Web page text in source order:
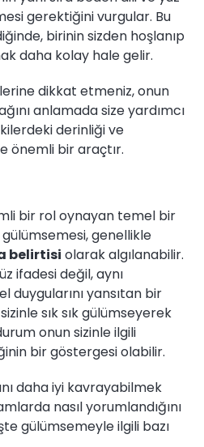
gerektiğini vurgular. Bu
birinin sizden hoşlanıp
daha kolay hale gelir.
dikkat etmeniz, onun
anlamada size yardımcı
derinliği ve
önemli bir araçtır.
bir rol oynayan temel bir
gülümsemesi, genellikle
belirtisi olarak algılanabilir.
ifadesi değil, aynı
duygularını yansıtan bir
sık sık gülümseyerek
onun sizinle ilgili
bir göstergesi olabilir.
daha iyi kavrayabilmek
nasıl yorumlandığını
gülümsemeyle ilgili bazı